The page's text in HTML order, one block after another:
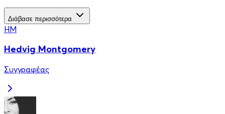
Διάβασε περισσότερα
HM
Hedvig Montgomery
Συγγραφέας